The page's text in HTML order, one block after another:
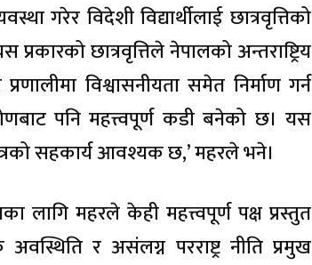
गरेर विदेशी विद्यार्थीलाई छात्रवृत्तिको
छात्रवृत्तिले नेपालको अन्तराष्ट्रिय
विश्वासनीयता समेत निर्माण गर्न
पनि महत्त्वपूर्ण कडी बनेको छ। यस
सहकार्य आवश्यक छ,’ महरले भने।
लागि महरले केही महत्त्वपूर्ण पक्ष प्रस्तुत
र असंलग्न परराष्ट्र नीति प्रमुख